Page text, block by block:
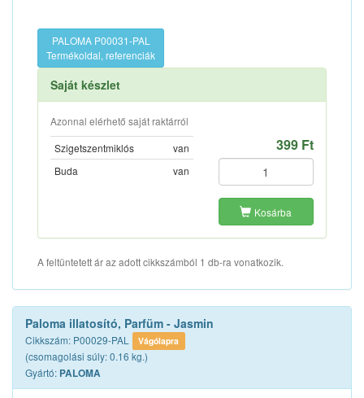
PALOMA P00031-PAL
Termékoldal, referenciák
Saját készlet
Azonnal elérhető saját raktárról
Szigetszentmiklós
van
Buda
van
399 Ft
Kosárba
A feltüntetett ár az adott cikkszámból 1 db-ra vonatkozik.
Paloma illatosító, Parfüm - Jasmin
Cikkszám: P00029-PAL Vágólapra
(csomagolási súly: 0.16 kg.)
Gyártó: PALOMA